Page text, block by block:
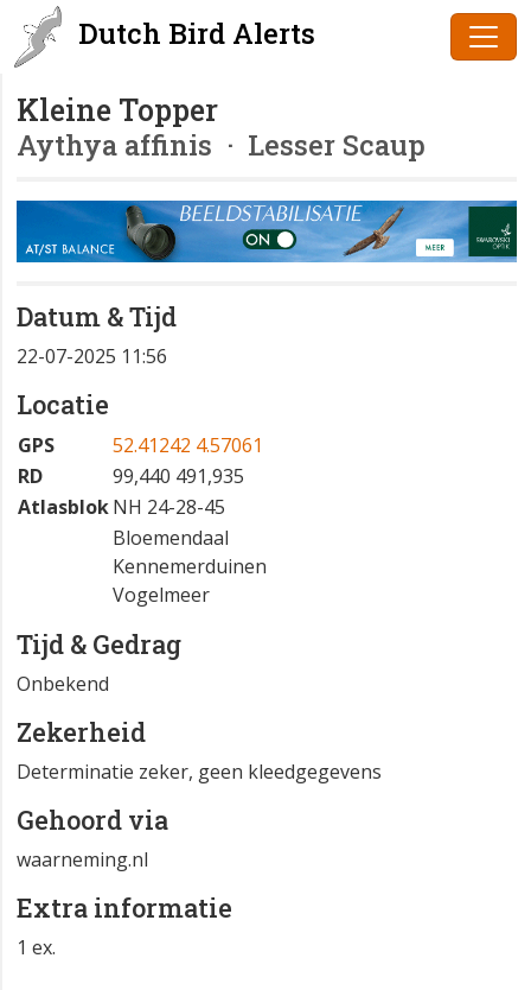
Dutch Bird Alerts
Kleine Topper
Aythya affinis · Lesser Scaup
Datum & Tijd
22-07-2025 11:56
Locatie
GPS
52.41242 4.57061
RD
99,440 491,935
AtlasblokNH 24-28-45
Bloemendaal
Kennemerduinen
Vogelmeer
Tijd & Gedrag
Onbekend
Zekerheid
Determinatie zeker, geen kleedgegevens
Gehoord via
waarneming.nl
Extra informatie
1 ex.